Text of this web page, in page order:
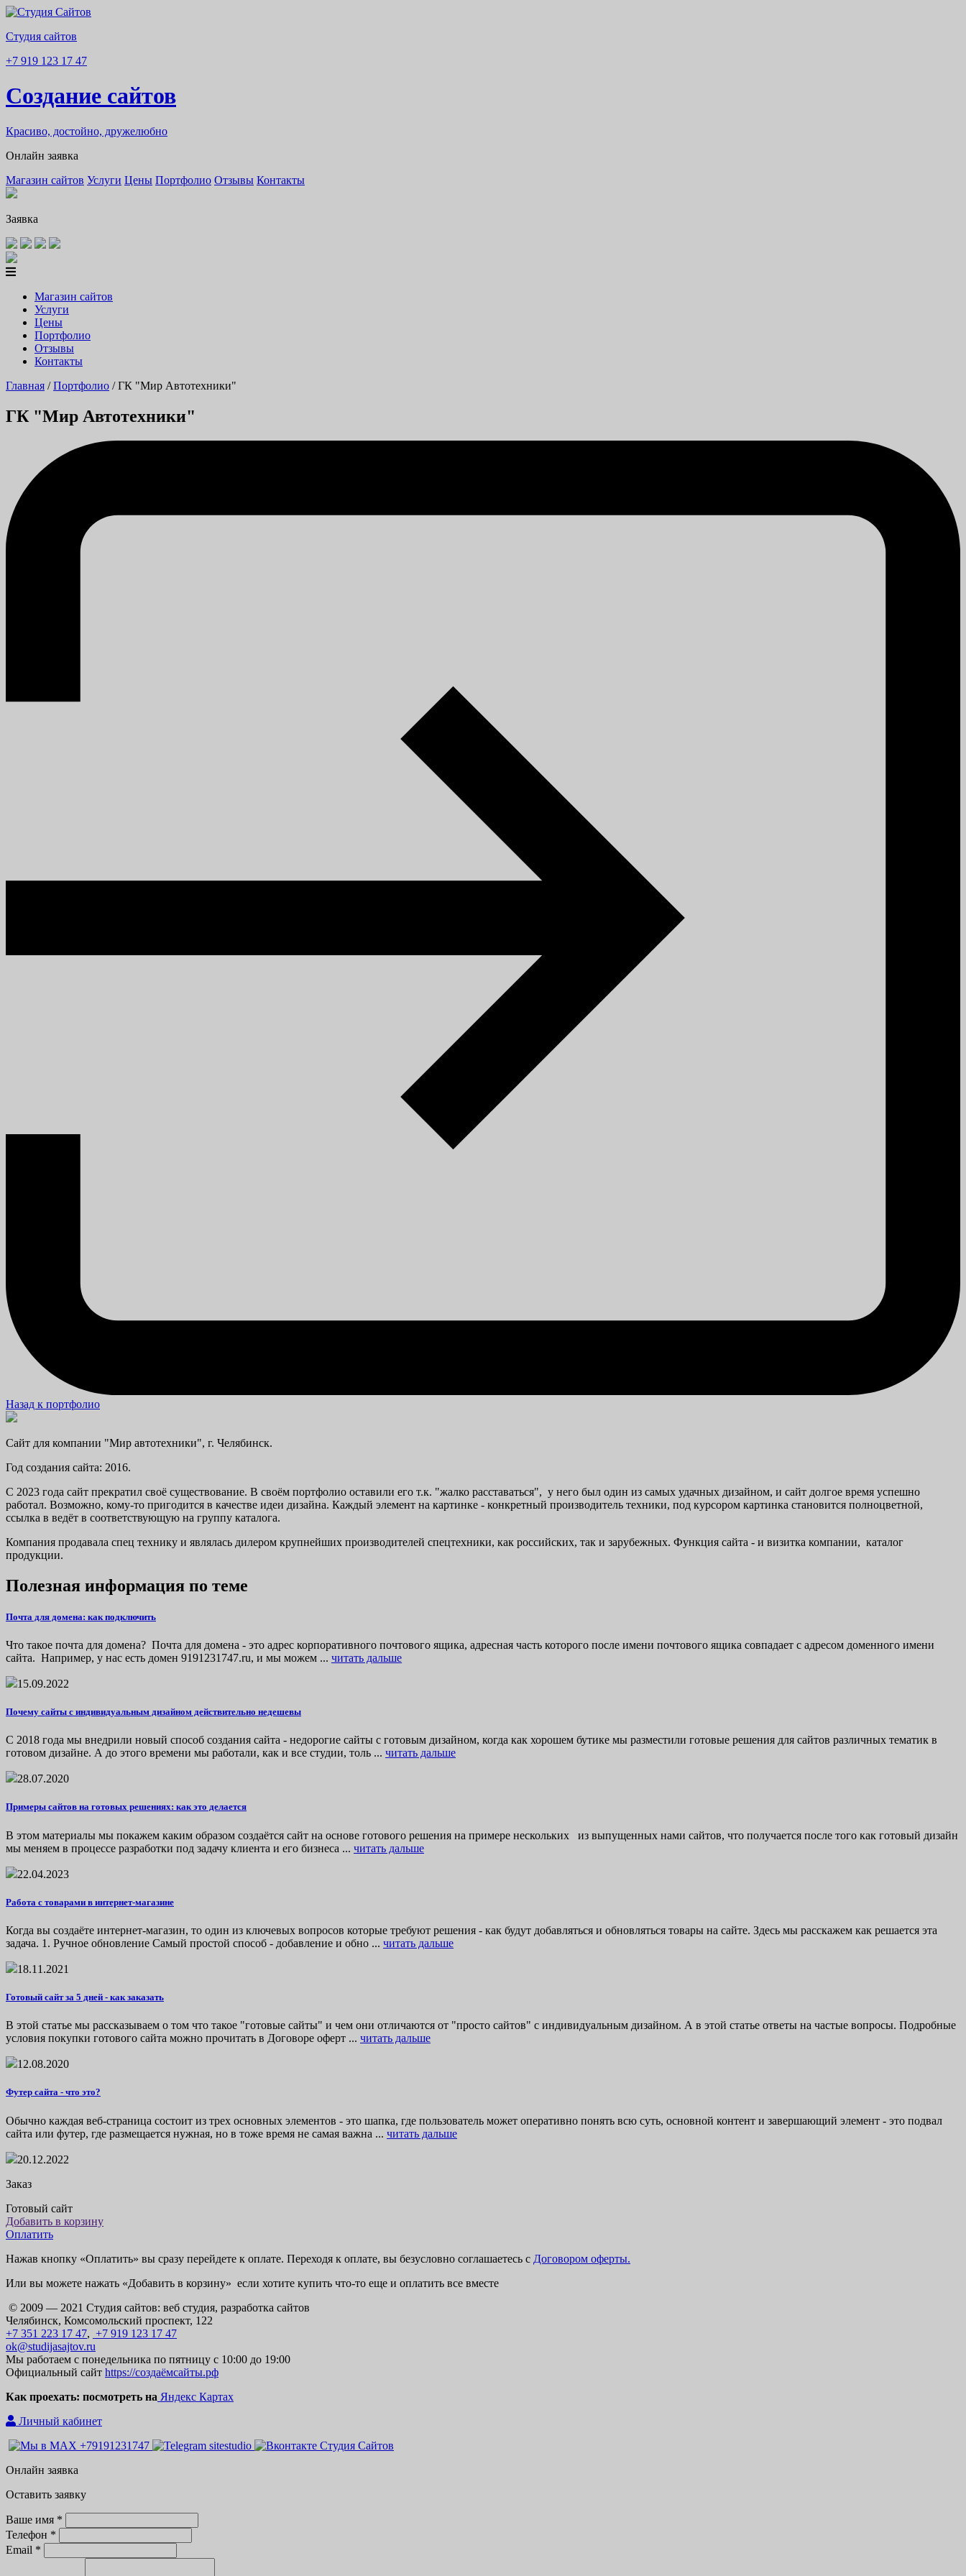
Студия сайтов
+7 919 123 17 47
Создание сайтов
Красиво, достойно, дружелюбно
Онлайн заявка
Магазин сайтов Услуги Цены Портфолио Отзывы Контакты
Заявка
Магазин сайтов
Услуги
Цены
Портфолио
Отзывы
Контакты
Главная / Портфолио / ГК "Мир Автотехники"
ГК "Мир Автотехники"
Назад к портфолио
Сайт для компании "Мир автотехники", г. Челябинск.
Год создания сайта: 2016.
С 2023 года сайт прекратил своё существование. В своём портфолио оставили его т.к. "жалко расставаться", у него был один из самых удачных дизайном, и сайт долгое время успешно
работал. Возможно, кому-то пригодится в качестве идеи дизайна. Каждый элемент на картинке - конкретный производитель техники, под курсором картинка становится полноцветной,
ссылка в ведёт в соответствующую на группу каталога.
Компания продавала спец технику и являлась дилером крупнейших производителей спецтехники, как российских, так и зарубежных. Функция сайта - и визитка компании, каталог
продукции.
Полезная информация по теме
Почта для домена: как подключить
Что такое почта для домена? Почта для домена - это адрес корпоративного почтового ящика, адресная часть которого после имени почтового ящика совпадает с адресом доменного имени
сайта. Например, у нас есть домен 9191231747.ru, и мы можем ... читать дальше
15.09.2022
Почему сайты с индивидуальным дизайном действительно недешевы
С 2018 года мы внедрили новый способ создания сайта - недорогие сайты с готовым дизайном, когда как хорошем бутике мы разместили готовые решения для сайтов различных тематик в
готовом дизайне. А до этого времени мы работали, как и все студии, толь ... читать дальше
28.07.2020
Примеры сайтов на готовых решениях: как это делается
В этом материалы мы покажем каким образом создаётся сайт на основе готового решения на примере нескольких из выпущенных нами сайтов, что получается после того как готовый дизайн
мы меняем в процессе разработки под задачу клиента и его бизнеса ... читать дальше
22.04.2023
Работа с товарами в интернет-магазине
Когда вы создаёте интернет-магазин, то один из ключевых вопросов которые требуют решения - как будут добавляться и обновляться товары на сайте. Здесь мы расскажем как решается эта
задача. 1. Ручное обновление Самый простой способ - добавление и обно ... читать дальше
18.11.2021
Готовый сайт за 5 дней - как заказать
В этой статье мы рассказываем о том что такое "готовые сайты" и чем они отличаются от "просто сайтов" с индивидуальным дизайном. А в этой статье ответы на частые вопросы. Подробные
условия покупки готового сайта можно прочитать в Договоре оферт ... читать дальше
12.08.2020
Футер сайта - что это?
Обычно каждая веб-страница состоит из трех основных элементов - это шапка, где пользователь может оперативно понять всю суть, основной контент и завершающий элемент - это подвал
сайта или футер, где размещается нужная, но в тоже время не самая важна ... читать дальше
20.12.2022
Заказ
Готовый сайт
Добавить в корзину
Оплатить
Нажав кнопку «Оплатить» вы сразу перейдете к оплате. Переходя к оплате, вы безусловно соглашаетесь с Договором оферты.
Или вы можете нажать «Добавить в корзину» если хотите купить что-то еще и оплатить все вместе
© 2009 — 2021 Студия сайтов: веб студия, разработка сайтов
Челябинск, Комсомольский проспект, 122
+7 351 223 17 47, +7 919 123 17 47
ok@studijasajtov.ru
Мы работаем с понедельника по пятницу с 10:00 до 19:00
Официальный сайт https://создаёмсайты.рф
Как проехать: посмотреть на Яндекс Картах
Личный кабинет
Онлайн заявка
Оставить заявку
Ваше имя *
Телефон *
Email *